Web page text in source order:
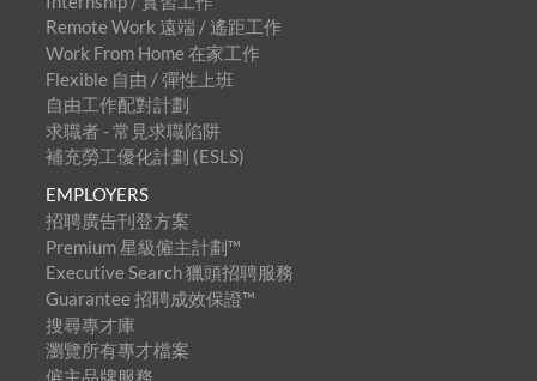
Remote Work 遠端 / 遙距工作
Work From Home 在家工作
Flexible 自由 / 彈性上班
自由工作配對計劃
求職者 - 常見求職陷阱
補充勞工優化計劃 (ESLS)
EMPLOYERS
招聘廣告刊登方案
Premium 星級僱主計劃™
Executive Search 獵頭招聘服務
Guarantee 招聘成效保證™
搜尋專才庫
瀏覽所有專才檔案
僱主品牌服務